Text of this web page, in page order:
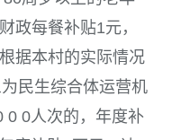
政每餐补贴1元，
据本村的实际情况
民生综合体运营机
0 0人次的，年度补